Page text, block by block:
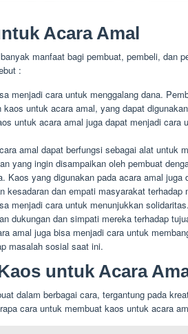
Acara Amal
manfaat bagi pembuat, pembeli, dan
:
menjadi cara untuk menggalang dana.
kaos untuk acara amal, yang dapat
untuk acara amal juga dapat menjadi cara
amal dapat berfungsi sebagai alat untuk
yang ingin disampaikan oleh pembuat
Kaos yang digunakan pada acara amal juga
kesadaran dan empati masyarakat terhadap
menjadi cara untuk menunjukkan
dukungan dan simpati mereka terhadap
amal juga bisa menjadi cara untuk
masalah sosial saat ini.
untuk Acara
dalam berbagai cara, tergantung pada
cara untuk membuat kaos untuk acara